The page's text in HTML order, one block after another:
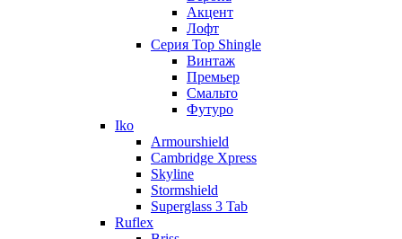
Акцент
Лофт
Серия Top Shingle
Винтаж
Премьер
Смальто
Футуро
Iko
Armourshield
Cambridge Xpress
Skyline
Stormshield
Superglass 3 Tab
Ruflex